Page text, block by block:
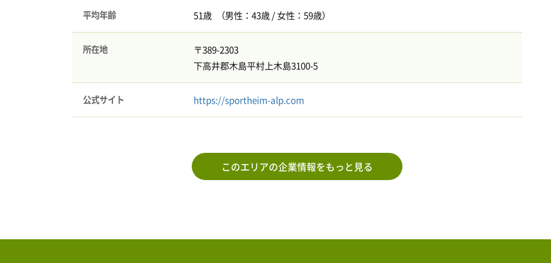
平均年齢 51歳 （男性：43歳 / 女性：59歳）
所在地
〒389-2303
下高井郡木島平村上木島3100-5
公式サイト https://sportheim-alp.com
このエリアの企業情報をもっと見る